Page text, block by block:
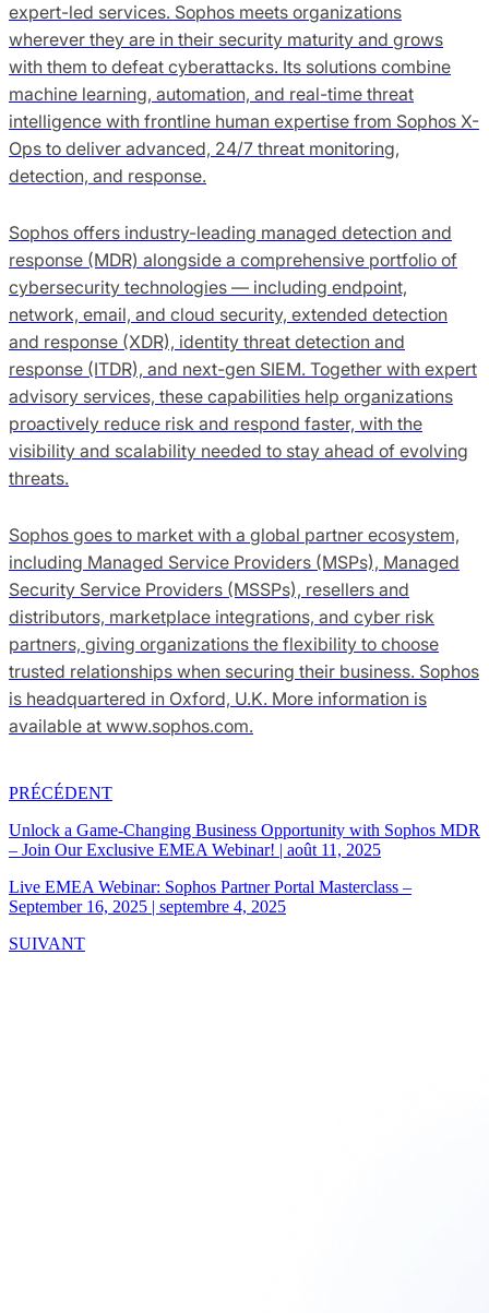
expert-led services. Sophos meets organizations
wherever they are in their security maturity and grows
with them to defeat cyberattacks. Its solutions combine
machine learning, automation, and real-time threat
intelligence with frontline human expertise from Sophos X-
Ops to deliver advanced, 24/7 threat monitoring,
detection, and response.
Sophos offers industry-leading managed detection and
response (MDR) alongside a comprehensive portfolio of
cybersecurity technologies — including endpoint,
network, email, and cloud security, extended detection
and response (XDR), identity threat detection and
response (ITDR), and next-gen SIEM. Together with expert
advisory services, these capabilities help organizations
proactively reduce risk and respond faster, with the
visibility and scalability needed to stay ahead of evolving
threats.
Sophos goes to market with a global partner ecosystem,
including Managed Service Providers (MSPs), Managed
Security Service Providers (MSSPs), resellers and
distributors, marketplace integrations, and cyber risk
partners, giving organizations the flexibility to choose
trusted relationships when securing their business. Sophos
is headquartered in Oxford, U.K. More information is
available at www.sophos.com.
PRÉCÉDENT
Unlock a Game-Changing Business Opportunity with Sophos MDR
– Join Our Exclusive EMEA Webinar! | août 11, 2025
Live EMEA Webinar: Sophos Partner Portal Masterclass –
September 16, 2025 | septembre 4, 2025
SUIVANT